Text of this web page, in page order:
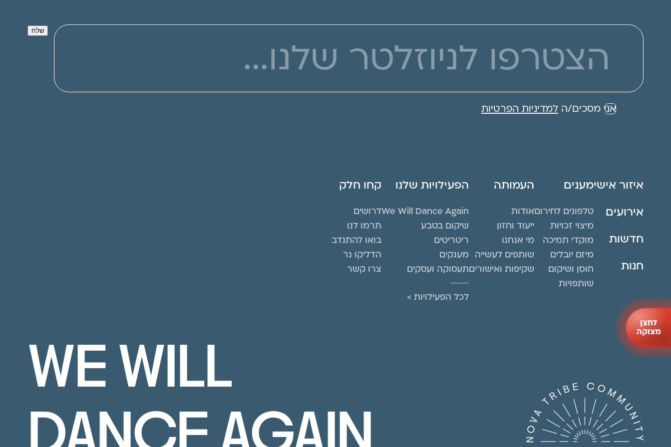
אני מסכים/הלמדיניות הפרטיות
איזור אישי
אירועים
חדשות
חנות
מענים
טלפונים לחירום
מיצוי זכויות
מוקדי תמיכה
מיזם יובלים
חוסן ושיקום
שותפויות
העמותה
אודות
ייעוד וחזון
מי אנחנו
שותפים לעשייה
שקיפות ואישורים
הפעילויות שלנו
We Will Dance Again
שיקום בטבע
ריטריטים
מענקים
תעסוקה ועסקים
לכל הפעילויות >
קחו חלק
דרושים
תרמו לנו
בואו להתנדב
הדליקו נר
צרו קשר
WE WILL
לחצן
מצוקה